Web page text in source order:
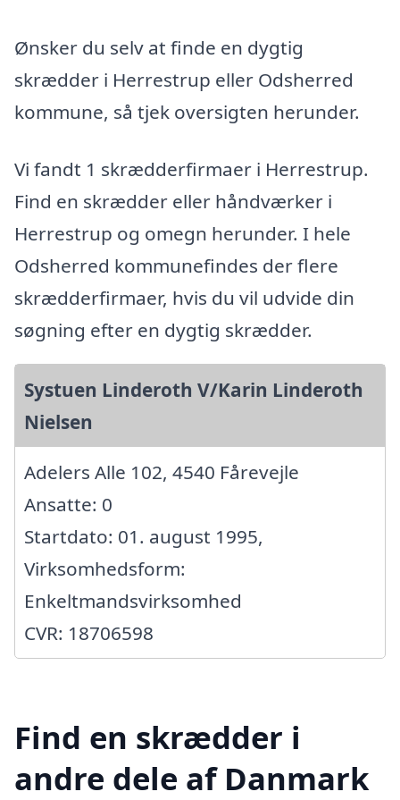
Ønsker du selv at finde en dygtig
skrædder i Herrestrup eller Odsherred
kommune, så tjek oversigten herunder.
Vi fandt 1 skrædderfirmaer i Herrestrup.
Find en skrædder eller håndværker i
Herrestrup og omegn herunder. I hele
Odsherred kommunefindes der flere
skrædderfirmaer, hvis du vil udvide din
søgning efter en dygtig skrædder.
Systuen Linderoth V/Karin Linderoth
Nielsen
Adelers Alle 102, 4540 Fårevejle
Ansatte: 0
Startdato: 01. august 1995,
Virksomhedsform:
Enkeltmandsvirksomhed
CVR: 18706598
Find en skrædder i
andre dele af Danmark